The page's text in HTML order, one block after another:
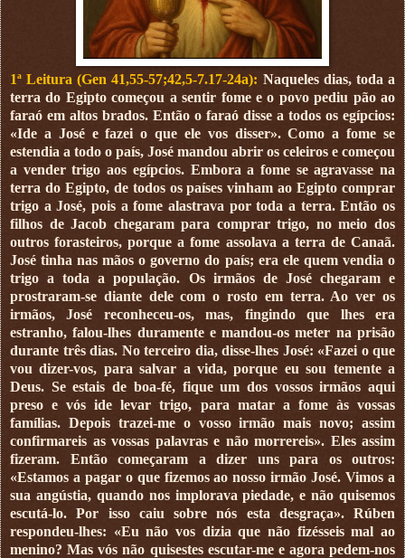
1ª Leitura (Gen 41,55-57;42,5-7.17-24a): Naqueles dias, toda a
terra do Egipto começou a sentir fome e o povo pediu pão ao
faraó em altos brados. Então o faraó disse a todos os egípcios:
«Ide a José e fazei o que ele vos disser». Como a fome se
estendia a todo o país, José mandou abrir os celeiros e começou
a vender trigo aos egípcios. Embora a fome se agravasse na
terra do Egipto, de todos os países vinham ao Egipto comprar
trigo a José, pois a fome alastrava por toda a terra. Então os
filhos de Jacob chegaram para comprar trigo, no meio dos
outros forasteiros, porque a fome assolava a terra de Canaã.
José tinha nas mãos o governo do país; era ele quem vendia o
trigo a toda a população. Os irmãos de José chegaram e
prostraram-se diante dele com o rosto em terra. Ao ver os
irmãos, José reconheceu-os, mas, fingindo que lhes era
estranho, falou-lhes duramente e mandou-os meter na prisão
durante três dias. No terceiro dia, disse-lhes José: «Fazei o que
vou dizer-vos, para salvar a vida, porque eu sou temente a
Deus. Se estais de boa-fé, fique um dos vossos irmãos aqui
preso e vós ide levar trigo, para matar a fome às vossas
famílias. Depois trazei-me o vosso irmão mais novo; assim
confirmareis as vossas palavras e não morrereis». Eles assim
fizeram. Então começaram a dizer uns para os outros:
«Estamos a pagar o que fizemos ao nosso irmão José. Vimos a
sua angústia, quando nos implorava piedade, e não quisemos
escutá-lo. Por isso caiu sobre nós esta desgraça». Rúben
respondeu-lhes: «Eu não vos dizia que não fizésseis mal ao
menino? Mas vós não quisestes escutar-me e agora pedem-nos